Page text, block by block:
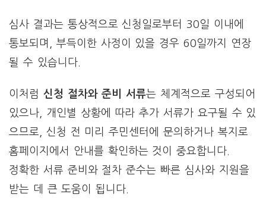
심사 결과는 통상적으로 신청일로부터 30일 이내에
통보되며, 부득이한 사정이 있을 경우 60일까지 연장
될 수 있습니다.
이처럼 신청 절차와 준비 서류는 체계적으로 구성되어
있으나, 개인별 상황에 따라 추가 서류가 요구될 수 있
으므로, 신청 전 미리 주민센터에 문의하거나 복지로
홈페이지에서 안내를 확인하는 것이 중요합니다.
정확한 서류 준비와 절차 준수는 빠른 심사와 지원을
받는 데 큰 도움이 됩니다.